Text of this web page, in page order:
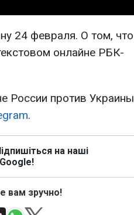
24 февраля. О том, что
онлайне РБК-
России против Украины
.
на наші
вам зручно!